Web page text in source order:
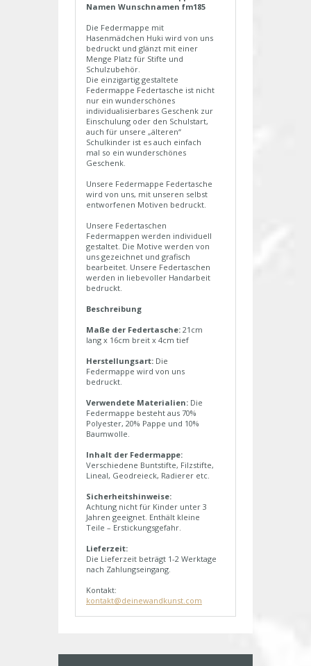
Namen Wunschnamen fm185
Die Federmappe mit
Hasenmädchen Huki wird von uns
bedruckt und glänzt mit einer
Menge Platz für Stifte und
Schulzubehör.
Die einzigartig gestaltete
Federmappe Federtasche ist nicht
nur ein wunderschönes
individualisierbares Geschenk zur
Einschulung oder den Schulstart,
auch für unsere „älteren“
Schulkinder ist es auch einfach
mal so ein wunderschönes
Geschenk.
Unsere Federmappe Federtasche
wird von uns, mit unseren selbst
entworfenen Motiven bedruckt.
Unsere Federtaschen
Federmappen werden individuell
gestaltet. Die Motive werden von
uns gezeichnet und grafisch
bearbeitet. Unsere Federtaschen
werden in liebevoller Handarbeit
bedruckt.
Beschreibung
Maße der Federtasche: 21cm
lang x 16cm breit x 4cm tief
Herstellungsart: Die
Federmappe wird von uns
bedruckt.
Verwendete Materialien: Die
Federmappe besteht aus 70%
Polyester, 20% Pappe und 10%
Baumwolle.
Inhalt der Federmappe:
Verschiedene Buntstifte, Filzstifte,
Lineal, Geodreieck, Radierer etc.
Sicherheitshinweise:
Achtung nicht für Kinder unter 3
Jahren geeignet. Enthält kleine
Teile – Erstickungsgefahr.
Lieferzeit:
Die Lieferzeit beträgt 1-2 Werktage
nach Zahlungseingang.
Kontakt:
kontakt@deinewandkunst.com